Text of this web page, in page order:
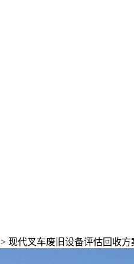
> 现代叉车废旧设备评估回收方